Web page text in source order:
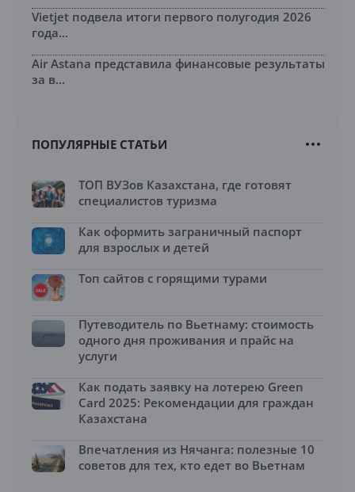
Vietjet подвела итоги первого полугодия 2026
года...
Air Astana представила финансовые результаты
за в...
ПОПУЛЯРНЫЕ СТАТЬИ
ТОП ВУЗов Казахстана, где готовят
специалистов туризма
Как оформить заграничный паспорт
для взрослых и детей
Топ сайтов с горящими турами
Путеводитель по Вьетнаму: стоимость
одного дня проживания и прайс на
услуги
Как подать заявку на лотерею Green
Card 2025: Рекомендации для граждан
Казахстана
Впечатления из Нячанга: полезные 10
советов для тех, кто едет во Вьетнам